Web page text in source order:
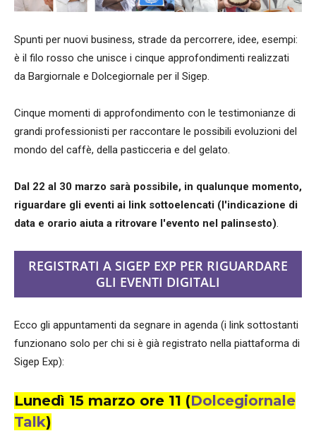
Spunti per nuovi business, strade da percorrere, idee, esempi:
è il filo rosso che unisce i cinque approfondimenti realizzati
da Bargiornale e Dolcegiornale per il Sigep.
Cinque momenti di approfondimento con le testimonianze di
grandi professionisti per raccontare le possibili evoluzioni del
mondo del caffè, della pasticceria e del gelato.
Dal 22 al 30 marzo sarà possibile, in qualunque momento,
riguardare gli eventi ai link sottoelencati (l'indicazione di
data e orario aiuta a ritrovare l'evento nel palinsesto)
REGISTRATI A SIGEP EXP PER RIGUARDARE
GLI EVENTI DIGITALI
Ecco gli appuntamenti da segnare in agenda (i link sottostanti
funzionano solo per chi si è già registrato nella piattaforma di
Sigep Exp):
Lunedì 15 marzo ore 11 (Dolcegiornale
Talk)